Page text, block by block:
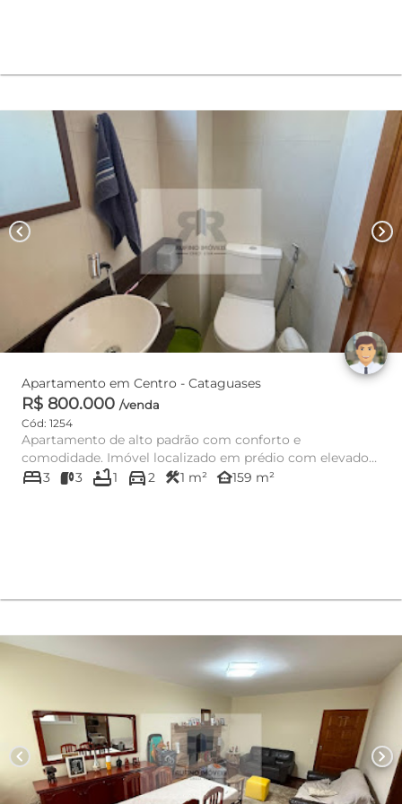
chevron_left chevron_right
Apartamento em Centro - Cataguases
R$ 800.000 /venda
Cód: 1254
Apartamento de alto padrão com conforto e
comodidade. Imóvel localizado em prédio com elevador,
2 vagas de garagem, gás ...
bed3 3 bathtub1 directions_car2 construction1 m² other_houses159 m²
chevron_left chevron_right